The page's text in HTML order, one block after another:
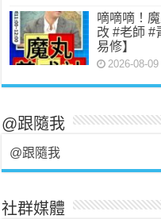
嘀嘀嘀！
改 #老師 #
易修】
2026-08-09
@跟隨我
@跟隨我
社群媒體